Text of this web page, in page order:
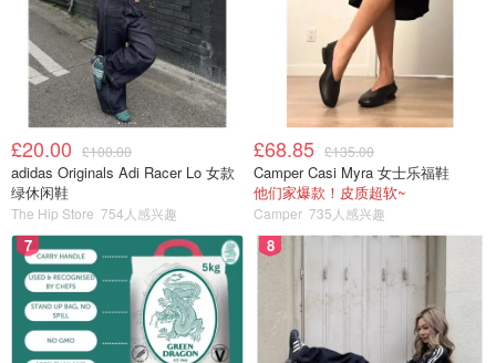
娃喜欢用手抓着吃，零食棒一样，配上照烧三文鱼和蔬菜，
非常美味，饭量可以超常发挥。
美食DIY 当妈后才这样
£20.00 £100.00
adidas Originals Adi Racer Lo 女款
绿休闲鞋
The Hip Store 754人感兴趣
£68.85 £135.00
Camper Casi Myra 女士乐福鞋
他们家爆款！皮质超软~
Camper 735人感兴趣
7 8